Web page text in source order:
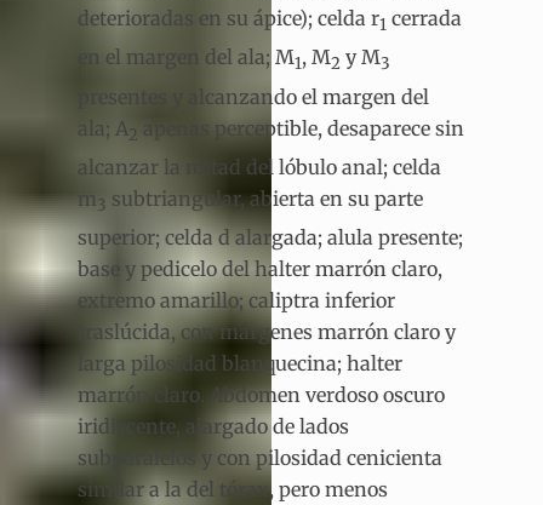
deterioradas en su ápice); celda r1 cerrada
en el margen del ala; M1, M2 y M3
presentes y alcanzando el margen del
ala; A2
apenas perceptible, desaparece sin
alcanzar la mitad del lóbulo anal; celda
m 3 subtriangular, abierta en su parte
superior; celda d alargada; alula presente;
base y pedicelo del halter marrón claro,
extremo amarillo; caliptra inferior
traslúcida, con márgenes marrón claro y
larga pilosidad blanquecina; halter
marrón claro. Abdomen verdoso oscuro
iridiscente, alargado de lados
subparalelos y con pilosidad cenicienta
similar a la del tórax, pero menos